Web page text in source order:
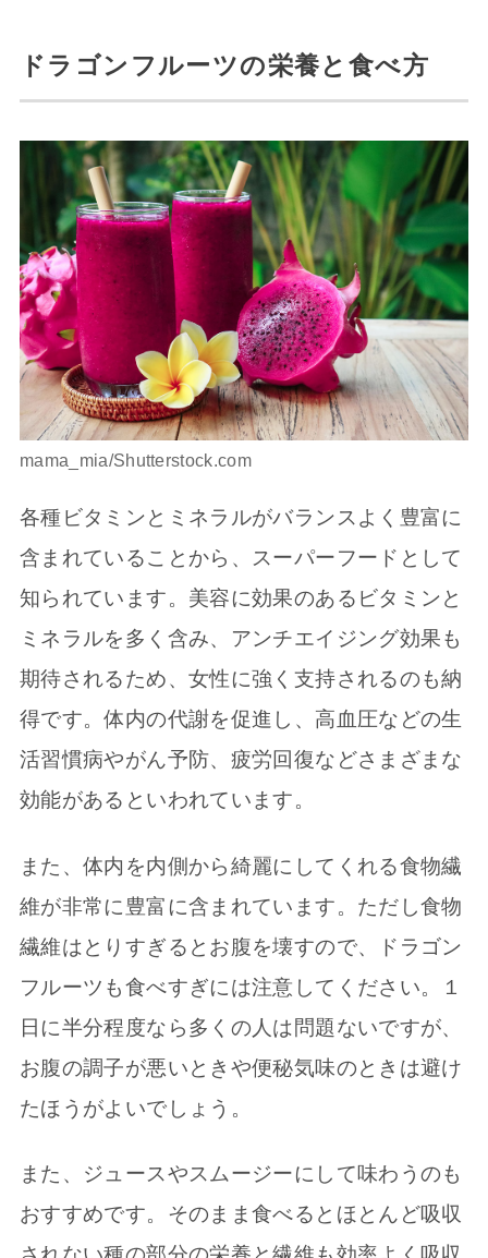
ドラゴンフルーツの栄養と食べ方
mama_mia/Shutterstock.com
各種ビタミンとミネラルがバランスよく豊富に
含まれていることから、スーパーフードとして
知られています。美容に効果のあるビタミンと
ミネラルを多く含み、アンチエイジング効果も
期待されるため、女性に強く支持されるのも納
得です。体内の代謝を促進し、高血圧などの生
活習慣病やがん予防、疲労回復などさまざまな
効能があるといわれています。
また、体内を内側から綺麗にしてくれる食物繊
維が非常に豊富に含まれています。ただし食物
繊維はとりすぎるとお腹を壊すので、ドラゴン
フルーツも食べすぎには注意してください。１
日に半分程度なら多くの人は問題ないですが、
お腹の調子が悪いときや便秘気味のときは避け
たほうがよいでしょう。
また、ジュースやスムージーにして味わうのも
おすすめです。そのまま食べるとほとんど吸収